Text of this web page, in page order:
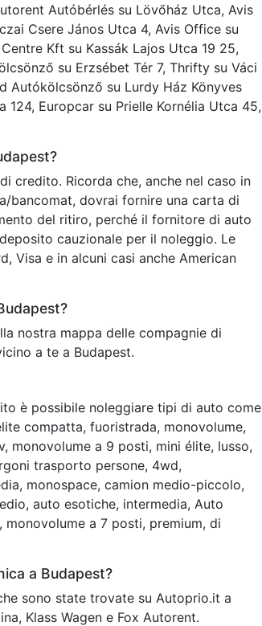
Autóbérlés su Lövőház Utca, Avis
Csere János Utca 4, Avis Office su
Kft su Kassák Lajos Utca 19 25,
su Erzsébet Tér 7, Thrifty su Váci
Autókölcsönző su Lurdy Ház Könyves
124, Europcar su Prielle Kornélia Utca 45,
credito. Ricorda che, anche nel caso in
bancomat, dovrai fornire una carta di
del ritiro, perché il fornitore di auto
cauzionale per il noleggio. Le
Visa e in alcuni casi anche American
nostra mappa delle compagnie di
a te a Budapest.
è possibile noleggiare tipi di auto come
compatta, fuoristrada, monovolume,
monovolume a 9 posti, mini élite, lusso,
trasporto persone, 4wd,
monospace, camion medio-piccolo,
auto esotiche, intermedia, Auto
a 7 posti, premium, di
a Budapest?
sono state trovate su Autoprio.it a
Klass Wagen e Fox Autorent.